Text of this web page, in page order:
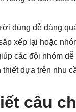
dùng dễ dàng
xếp lại hoặc
các đội nhóm
thiết dựa trên nhu
câu